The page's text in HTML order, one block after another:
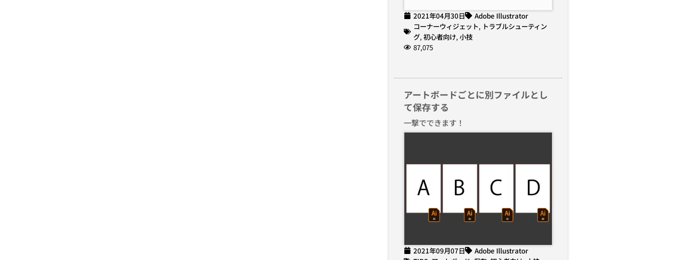
2021年04月30日
Adobe Illustrator
コーナーウィジェット, トラブルシューティン
グ, 初心者向け, 小技
87,075
アートボードごとに別ファイルとし
て保存する
一撃でできます！
2021年09月07日
Adobe Illustrator